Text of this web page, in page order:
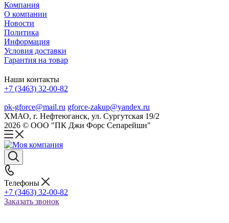
Компания
О компании
Новости
Политика
Информация
Условия доставки
Гарантия на товар
Наши контакты
+7 (3463) 32-00-82
pk-gforce@mail.ru gforce-zakup@yandex.ru
ХМАО, г. Нефтеюганск, ул. Сургутская 19/2
2026 © ООО "ПК Джи Форс Сепарейшн"
Телефоны
+7 (3463) 32-00-82
Заказать звонок